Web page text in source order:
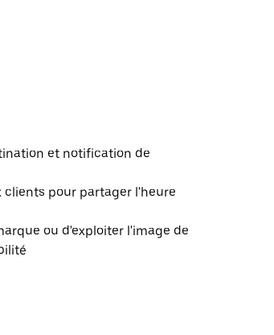
et notification de
pour partager l'heure
ou d'exploiter l'image de